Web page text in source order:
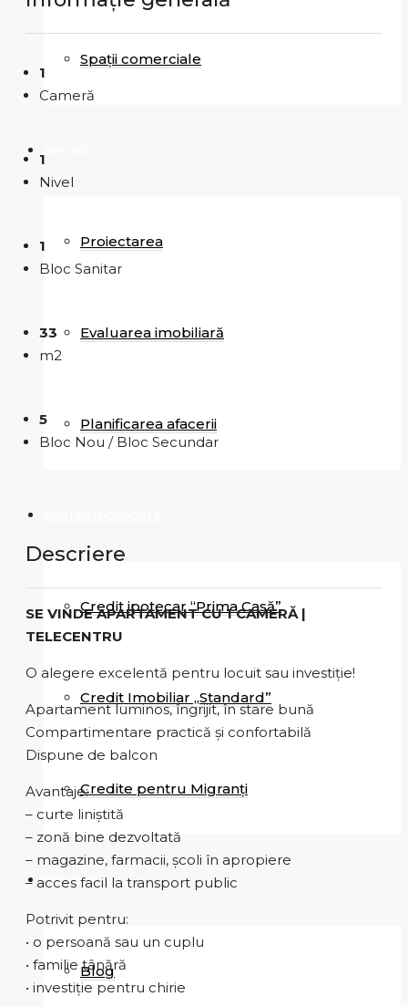
Spații comerciale
Proiectarea
Evaluarea imobiliară
Planificarea afacerii
Credit ipotecar “Prima Casă”
Credit Imobiliar „Standard”
Credite pentru Migranți
Despre noi
Blog
1
Cameră
1
Nivel
1
Bloc Sanitar
33
m2
5
Bloc Nou / Bloc Secundar
Descriere
SE VINDE APARTAMENT CU 1 CAMERĂ |
TELECENTRU
O alegere excelentă pentru locuit sau investiție!
Apartament luminos, îngrijit, în stare bună
Compartimentare practică și confortabilă
Dispune de balcon
Avantaje:
– curte liniștită
– zonă bine dezvoltată
– magazine, farmacii, școli în apropiere
– acces facil la transport public
Potrivit pentru:
• o persoană sau un cuplu
• familie tânără
• investiție pentru chirie